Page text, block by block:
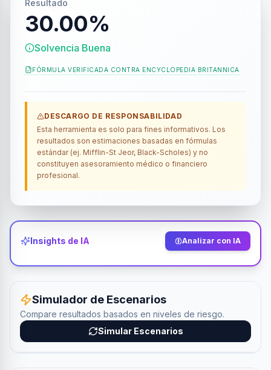
Resultado
30.00%
Solvencia Buena
FÓRMULA VERIFICADA CONTRA ENCYCLOPEDIA BRITANNICA
DESCARGO DE RESPONSABILIDAD
Esta herramienta es solo para fines informativos. Los
resultados son estimaciones basadas en fórmulas
estándar (ej. Mifflin-St Jeor, Black-Scholes) y no
constituyen asesoramiento médico o financiero
profesional.
Insights de IA Analizar con IA
Simulador de Escenarios
Compare resultados basados en niveles de riesgo.
Simular Escenarios